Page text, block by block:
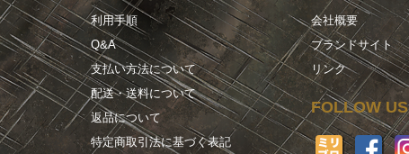
利用手順
Q&A
支払い方法について
配送・送料について
返品について
特定商取引法に基づく表記
会社概要
ブランドサイト
リンク
FOLLOW US